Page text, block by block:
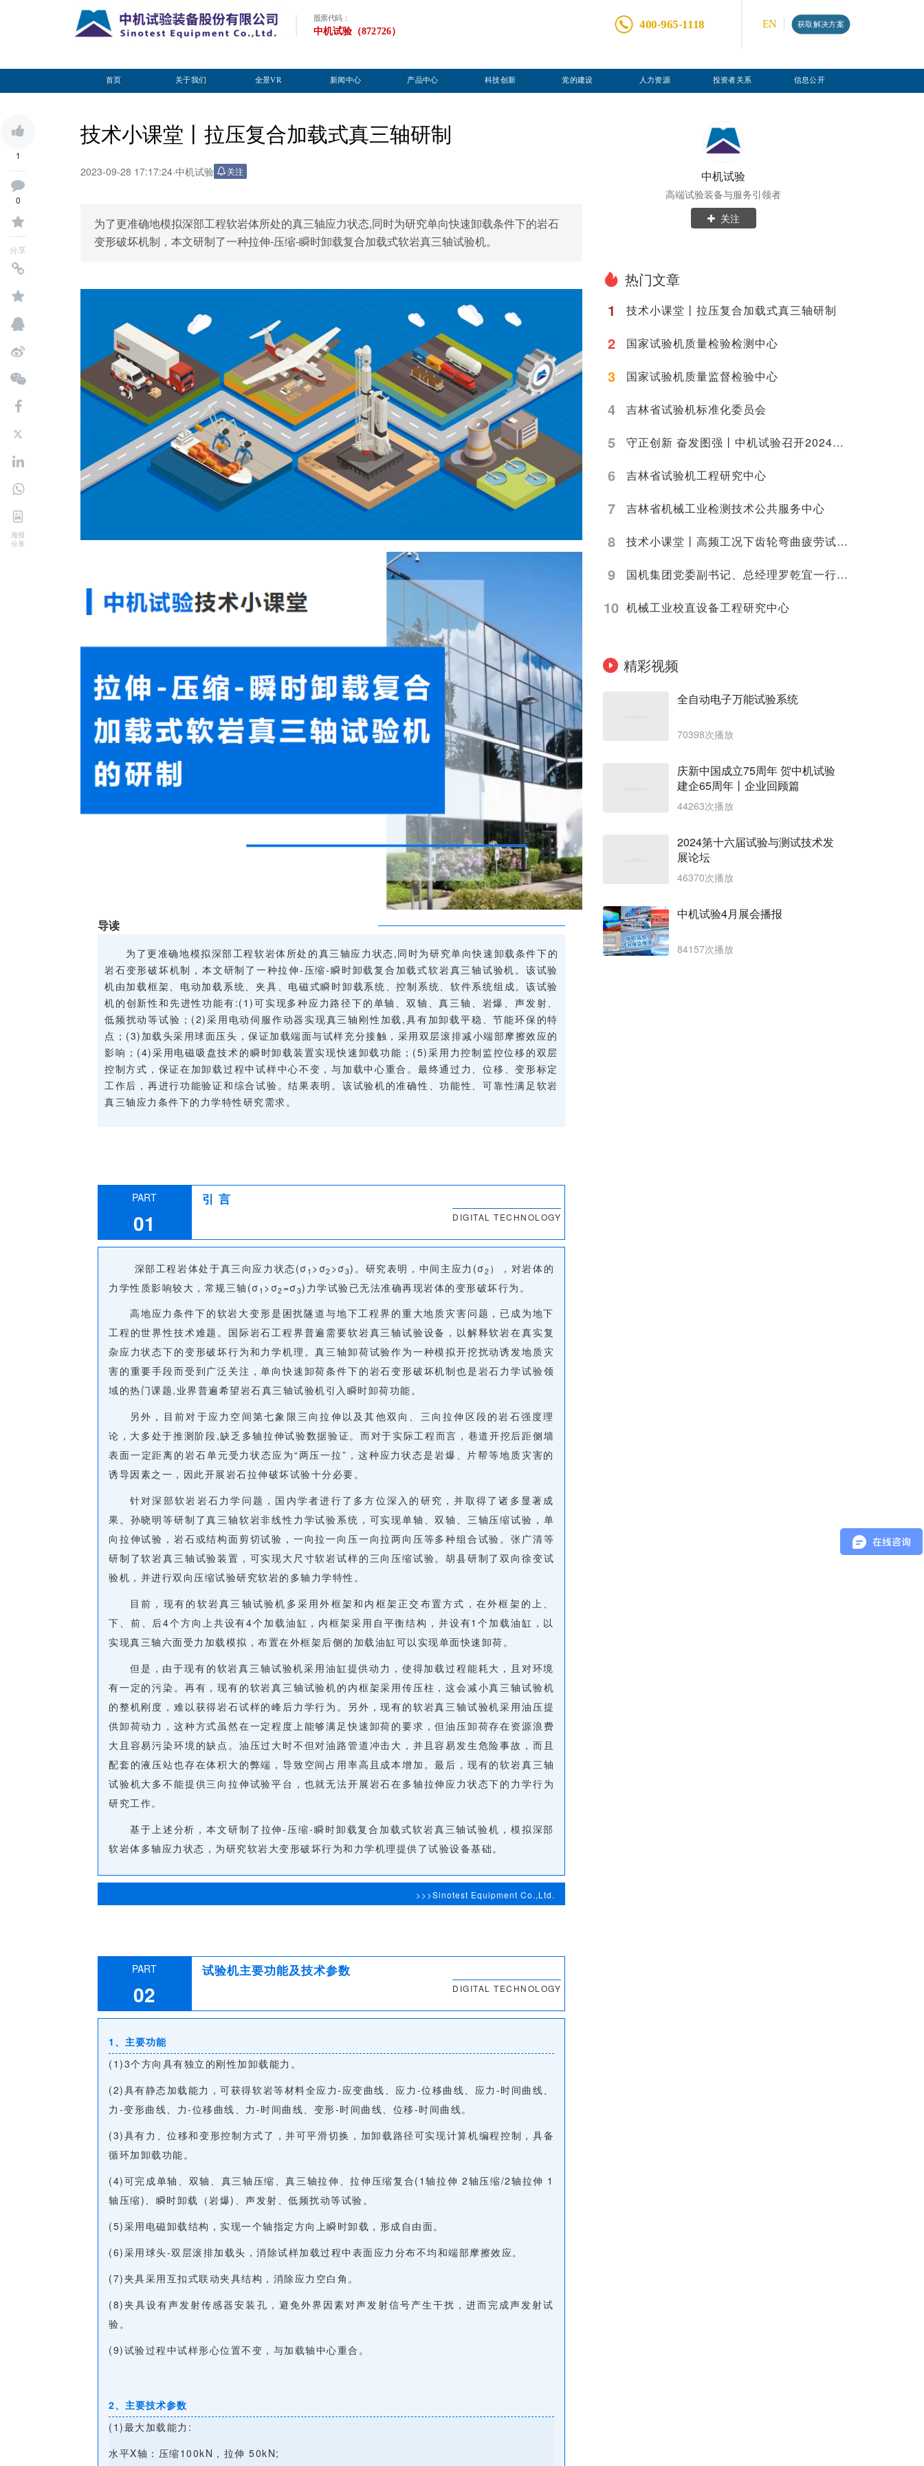
股票代码：
中机试验（872726）
EN
400-965-1118 获取解决方案
首页 关于我们 全景VR 新闻中心 产品中心 科技创新 党的建设 人力资源 投资者关系 信息公开
1
0
分享
海报
分享
技术小课堂丨拉压复合加载式真三轴研制
2023-09-28 17:17:24·中机试验 关注
为了更准确地模拟深部工程软岩体所处的真三轴应力状态,同时为研究单向快速卸载条件下的岩石
变形破坏机制，本文研制了一种拉伸-压缩-瞬时卸载复合加载式软岩真三轴试验机。
导读
为了更准确地模拟深部工程软岩体所处的真三轴应力状态,同时为研究单向快速卸载条件下的
岩石变形破坏机制，本文研制了一种拉伸-压缩-瞬时卸载复合加载式软岩真三轴试验机。该试验
机由加载框架、电动加载系统、夹具、电磁式瞬时卸载系统、控制系统、软件系统组成。该试验
机的创新性和先进性功能有:(1)可实现多种应力路径下的单轴、双轴、真三轴、岩爆、声发射、
低频扰动等试验；(2)采用电动伺服作动器实现真三轴刚性加载,具有加卸载平稳、节能环保的特
点；(3)加载头采用球面压头，保证加载端面与试样充分接触，采用双层滚排减小端部摩擦效应的
影响；(4)采用电磁吸盘技术的瞬时卸载装置实现快速卸载功能；(5)采用力控制监控位移的双层
控制方式，保证在加卸载过程中试样中心不变，与加载中心重合。最终通过力、位移、变形标定
工作后，再进行功能验证和综合试验。结果表明。该试验机的准确性、功能性、可靠性满足软岩
真三轴应力条件下的力学特性研究需求。
PART
01
引 言
DIGITAL TECHNOLOGY
深部工程岩体处于真三向应力状态(σ 1 >σ2 >σ3)。研究表明，中间主应力(σ2 ），对岩体的
力学性质影响较大，常规三轴(σ 1 >σ2 =σ3)力学试验已无法准确再现岩体的变形破坏行为。
高地应力条件下的软岩大变形是困扰隧道与地下工程界的重大地质灾害问题，已成为地下
工程的世界性技术难题。国际岩石工程界普遍需要软岩真三轴试验设备，以解释软岩在真实复
杂应力状态下的变形破坏行为和力学机理。真三轴卸荷试验作为一种模拟开挖扰动诱发地质灾
害的重要手段而受到广泛关注，单向快速卸荷条件下的岩石变形破坏机制也是岩石力学试验领
域的热门课题,业界普遍希望岩石真三轴试验机引入瞬时卸荷功能。
另外，目前对于应力空间第七象限三向拉伸以及其他双向、三向拉伸区段的岩石强度理
论，大多处于推测阶段,缺乏多轴拉伸试验数据验证。而对于实际工程而言，巷道开挖后距侧墙
表面一定距离的岩石单元受力状态应为“两压一拉”，这种应力状态是岩爆、片帮等地质灾害的
诱导因素之一，因此开展岩石拉伸破坏试验十分必要。
针对深部软岩岩石力学问题，国内学者进行了多方位深入的研究，并取得了诸多显著成
果。孙晓明等研制了真三轴软岩非线性力学试验系统，可实现单轴、双轴、三轴压缩试验，单
向拉伸试验，岩石或结构面剪切试验，一向拉一向压一向拉两向压等多种组合试验。张广清等
研制了软岩真三轴试验装置，可实现大尺寸软岩试样的三向压缩试验。胡县研制了双向徐变试
验机，并进行双向压缩试验研究软岩的多轴力学特性。
目前，现有的软岩真三轴试验机多采用外框架和内框架正交布置方式，在外框架的上、
下、前、后4个方向上共设有4个加载油缸，内框架采用自平衡结构，并设有1个加载油缸，以
实现真三轴六面受力加载模拟，布置在外框架后侧的加载油缸可以实现单面快速卸荷。
但是，由于现有的软岩真三轴试验机采用油缸提供动力，使得加载过程能耗大，且对环境
有一定的污染。再有，现有的软岩真三轴试验机的内框架采用传压柱，这会减小真三轴试验机
的整机刚度，难以获得岩石试样的峰后力学行为。另外，现有的软岩真三轴试验机采用油压提
供卸荷动力，这种方式虽然在一定程度上能够满足快速卸荷的要求，但油压卸荷存在资源浪费
大且容易污染环境的缺点。油压过大时不但对油路管道冲击大，并且容易发生危险事故，而且
配套的液压站也存在体积大的弊端，导致空间占用率高且成本增加。最后，现有的软岩真三轴
试验机大多不能提供三向拉伸试验平台，也就无法开展岩石在多轴拉伸应力状态下的力学行为
研究工作。
基于上述分析，本文研制了拉伸-压缩-瞬时卸载复合加载式软岩真三轴试验机，模拟深部
软岩体多轴应力状态，为研究软岩大变形破坏行为和力学机理提供了试验设备基础。
>>>Sinotest Equipment Co.,Ltd.
PART
02
试验机主要功能及技术参数
DIGITAL TECHNOLOGY
1、主要功能
(1)3个方向具有独立的刚性加卸载能力。
(2)具有静态加载能力，可获得软岩等材料全应力-应变曲线、应力-位移曲线、应力-时间曲线、
力-变形曲线、力-位移曲线、力-时间曲线、变形-时间曲线、位移-时间曲线。
(3)具有力、位移和变形控制方式了，并可平滑切换，加卸载路径可实现计算机编程控制，具备
循环加卸载功能。
(4)可完成单轴、双轴、真三轴压缩、真三轴拉伸、拉伸压缩复合(1轴拉伸 2轴压缩/2轴拉伸 1
轴压缩)、瞬时卸载（岩爆)、声发射、低频扰动等试验。
(5)采用电磁卸载结构，实现一个轴指定方向上瞬时卸载，形成自由面。
(6)采用球头-双层滚排加载头，消除试样加载过程中表面应力分布不均和端部摩擦效应。
(7)夹具采用互扣式联动夹具结构，消除应力空白角。
(8)夹具设有声发射传感器安装孔，避免外界因素对声发射信号产生干扰，进而完成声发射试
验。
(9)试验过程中试样形心位置不变，与加载轴中心重合。
2、主要技术参数
(1)最大加载能力:
水平X轴：压缩100kN，拉伸 50kN;
中机试验
高端试验装备与服务引领者
关注
热门文章
1
技术小课堂丨拉压复合加载式真三轴研制
2 国家试验机质量检验检测中心
3 国家试验机质量监督检验中心
4 吉林省试验机标准化委员会
5 守正创新 奋发图强丨中机试验召开2024年工作会议
6 吉林省试验机工程研究中心
7 吉林省机械工业检测技术公共服务中心
8 技术小课堂丨高频工况下齿轮弯曲疲劳试验技术研究
9 国机集团党委副书记、总经理罗乾宜一行 调研中机试验
10 机械工业校直设备工程研究中心
精彩视频
全自动电子万能试验系统
70398次播放
庆新中国成立75周年 贺中机试验
建企65周年丨企业回顾篇
44263次播放
2024第十六届试验与测试技术发
展论坛
46370次播放
中机试验4月展会播报
84157次播放